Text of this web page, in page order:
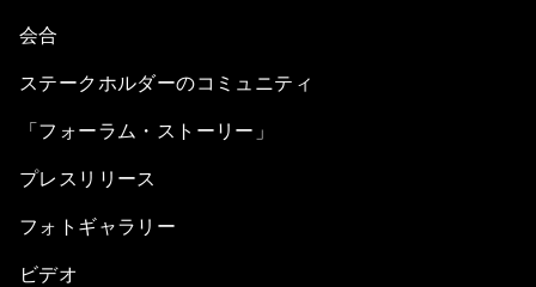
会合
ステークホルダーのコミュニティ
「フォーラム・ストーリー」
プレスリリース
フォトギャラリー
ビデオ